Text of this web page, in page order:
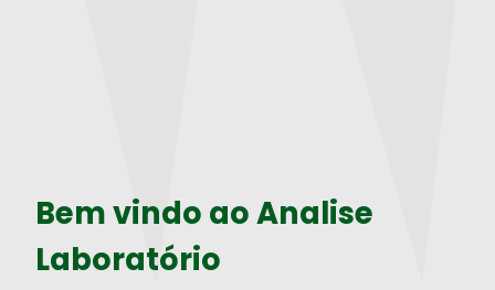
Bem vindo ao Analise
Laboratório